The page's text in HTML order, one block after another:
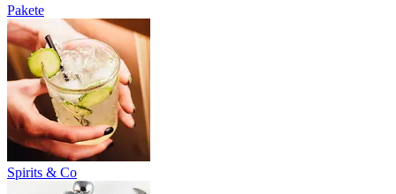
Pakete
Spirits & Co